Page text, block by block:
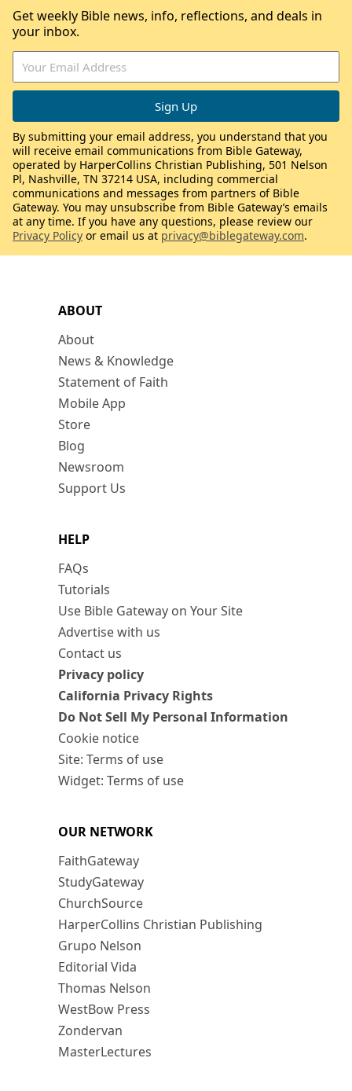
ABOUT
About
News & Knowledge
Statement of Faith
Mobile App
Store
Blog
Newsroom
Support Us
HELP
FAQs
Tutorials
Use Bible Gateway on Your Site
Advertise with us
Contact us
Privacy policy
California Privacy Rights
Do Not Sell My Personal Information
Cookie notice
Site: Terms of use
Widget: Terms of use
OUR NETWORK
FaithGateway
StudyGateway
ChurchSource
HarperCollins Christian Publishing
Grupo Nelson
Editorial Vida
Thomas Nelson
WestBow Press
Zondervan
MasterLectures
Get weekly Bible news, info, reflections, and deals in
your inbox.
By submitting your email address, you understand that you
will receive email communications from Bible Gateway,
operated by HarperCollins Christian Publishing, 501 Nelson
Pl, Nashville, TN 37214 USA, including commercial
communications and messages from partners of Bible
Gateway. You may unsubscribe from Bible Gateway’s emails
at any time. If you have any questions, please review our
Privacy Policy or email us at privacy@biblegateway.com.